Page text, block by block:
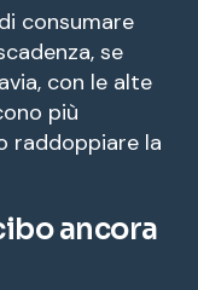
consumare
se
con le alte
più
raddoppiare la
ancora